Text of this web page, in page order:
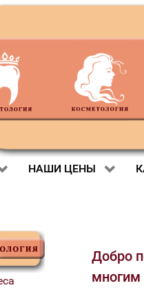
НАШИ ЦЕНЫ
Добро
многим